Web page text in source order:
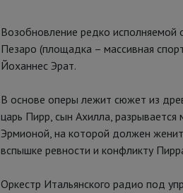
Возобновление редко исполняемой
Пезаро (площадка – массивная
Йоханнес Эрат.
В основе оперы лежит сюжет из
царь Пирр, сын Ахилла,
Эрмионой, на которой должен
вспышке ревности и конфликту
Оркестр Итальянского радио под